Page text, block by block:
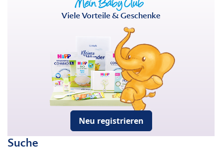
Viele Vorteile & Geschenke
Neu registrieren
Suche